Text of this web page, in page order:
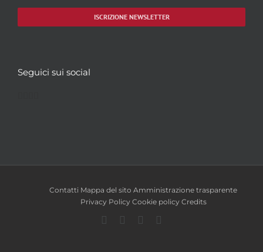
ISCRIZIONE NEWSLETTER
Seguici sui social
Contatti Mappa del sito Amministrazione trasparente
Privacy Policy Cookie policy Credits
Facebook
TwitterYouTube